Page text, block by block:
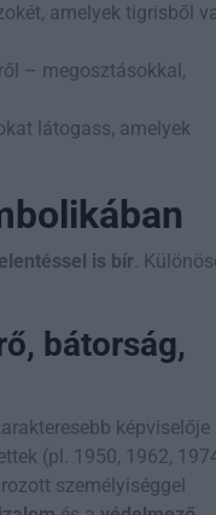
amelyek tigrisből
– megosztásokkal,
látogass, amelyek
is bír.
bátorság,
képviselője
(pl. 1950, 1962,
személyiséggel